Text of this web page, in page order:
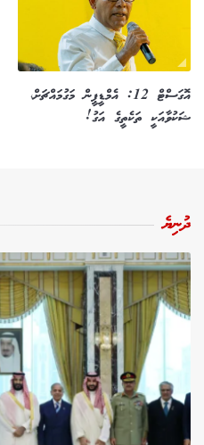
އޮގަސްޓް 12: އެމްޑީޕީން މަގުމައްޗަށް،
ޝަކުވާއަކީ ތަކެތީގެ އަގު!
ދުނިޔެ